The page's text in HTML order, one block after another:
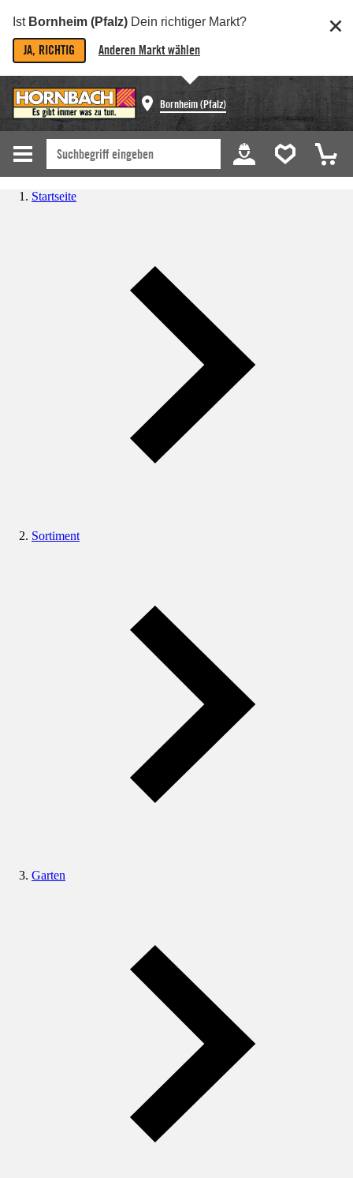
Ist Bornheim (Pfalz) Dein richtiger Markt?
JA, RICHTIG Anderen Markt wählen
Bornheim (Pfalz)
Startseite
Sortiment
Garten